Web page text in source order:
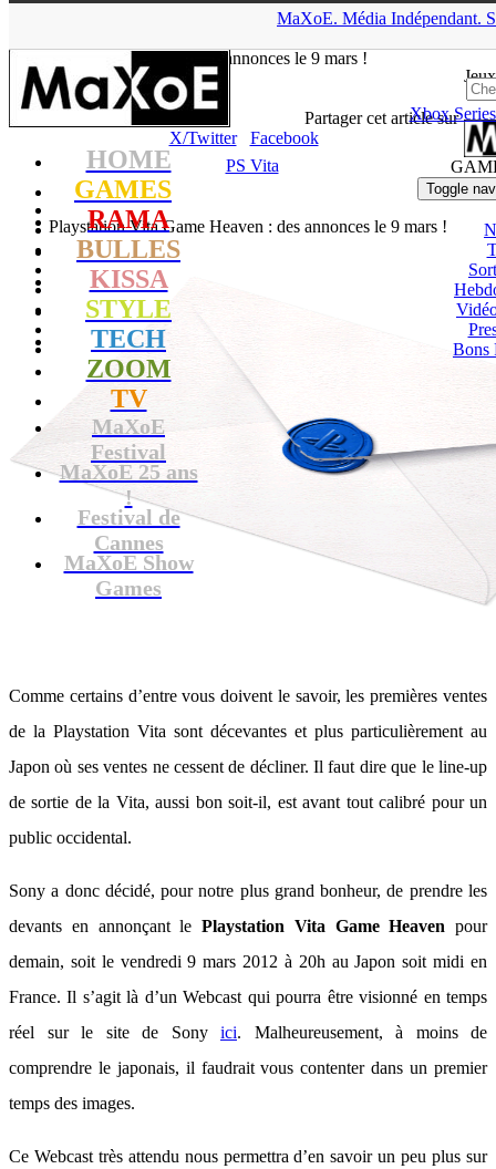
MaXoE. Média Indépendant.
HOME
GAMES
RAMA
BULLES
KISSA
STYLE
TECH
ZOOM
TV
MaXoE
Festival
MaXoE 25 ans
!
Festival de
Cannes
MaXoE Show
Games
Jeux
Xbox
Toggle
Bons
Heaven : des annonces le 9 mars !
Partager cet article sur
X/Twitter
Facebook
PS Vita
Playstation Vita Game Heaven : des annonces le 9 mars !
Comme certains d’entre vous doivent le savoir, les premières ventes
de la Playstation Vita sont décevantes et plus particulièrement au
Japon où ses ventes ne cessent de décliner. Il faut dire que le line-up
de sortie de la Vita, aussi bon soit-il, est avant tout calibré pour un
public occidental.
Sony a donc décidé, pour notre plus grand bonheur, de prendre les
devants en annonçant le Playstation Vita Game Heaven pour
demain, soit le vendredi 9 mars 2012 à 20h au Japon soit midi en
France. Il s’agit là d’un Webcast qui pourra être visionné en temps
réel sur le site de Sony ici. Malheureusement, à moins de
comprendre le japonais, il faudrait vous contenter dans un premier
temps des images.
Ce Webcast très attendu nous permettra d’en savoir un peu plus sur